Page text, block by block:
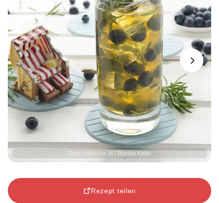
Foto: ichkoche.at / Blanka Kefer
Next
Rezept teilen